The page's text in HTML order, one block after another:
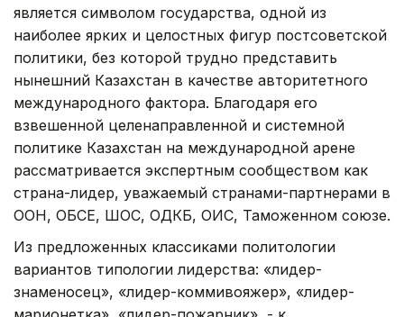
является символом государства, одной из
наиболее ярких и целостных фигур постсоветской
политики, без которой трудно представить
нынешний Казахстан в качестве авторитетного
международного фактора. Благодаря его
взвешенной целенаправленной и системной
политике Казахстан на международной арене
рассматривается экспертным сообществом как
страна-лидер, уважаемый странами-партнерами в
ООН, ОБСЕ, ШОС, ОДКБ, ОИС, Таможенном союзе.
Из предложенных классиками политологии
вариантов типологии лидерства: «лидер-
знаменосец», «лидер-коммивояжер», «лидер-